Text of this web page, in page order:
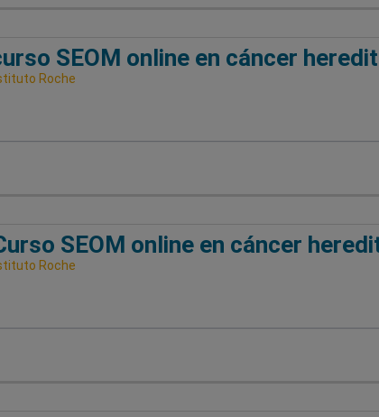
SEOM online en cáncer
Roche
SEOM online en cáncer
Roche